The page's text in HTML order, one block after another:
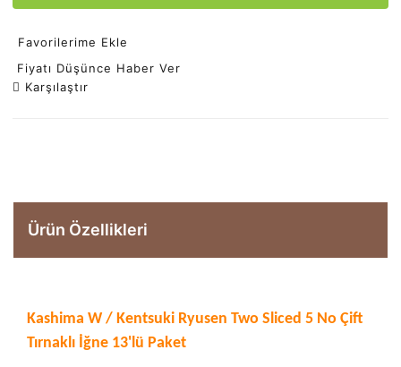
Favorilerime Ekle
Fiyatı Düşünce Haber Ver
Karşılaştır
Ürün Özellikleri
Kashima W / Kentsuki Ryusen Two Sliced 5 No Çift
Tırnaklı İğne 13'lü Paket